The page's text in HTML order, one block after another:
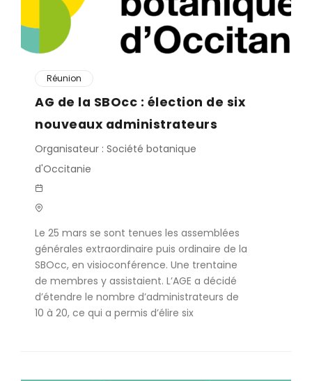
Réunion
AG de la SBOcc : élection de six
nouveaux administrateurs
Organisateur : Société botanique
d'Occitanie
Le 25 mars se sont tenues les assemblées
générales extraordinaire puis ordinaire de la
SBOcc, en visioconférence. Une trentaine
de membres y assistaient. L’AGE a décidé
d’étendre le nombre d’administrateurs de
10 à 20, ce qui a permis d’élire six